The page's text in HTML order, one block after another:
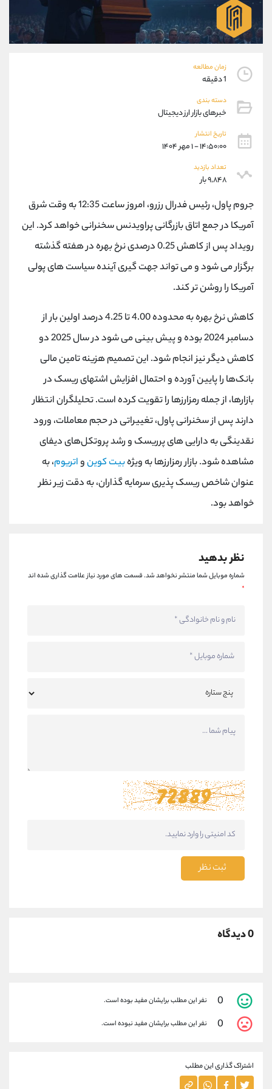
زمان مطالعه
1 دقیقه
دسته بندی
خبرهای بازار ارز دیجیتال
تاریخ انتشار
۱۴:۵۰:۰۰ - ۱ مهر ۱۴۰۴
تعداد بازدید
۹,۸۴۸ بار
جروم پاول، رئیس فدرال رزرو، امروز ساعت 12:35 به وقت شرق
آمریکا در جمع اتاق بازرگانی پراویدنس سخنرانی خواهد کرد. این
رویداد پس از کاهش 0.25 درصدی نرخ بهره در هفته گذشته
برگزار می شود و می تواند جهت گیری آینده سیاست های پولی
آمریکا را روشن تر کند.
کاهش نرخ بهره به محدوده 4.00 تا 4.25 درصد اولین بار از
دسامبر 2024 بوده و پیش بینی می شود در سال 2025 دو
کاهش دیگر نیز انجام شود. این تصمیم هزینه تامین مالی
بانک‌ها را پایین آورده و احتمال افزایش اشتهای ریسک در
بازارها، از جمله رمزارزها را تقویت کرده است. تحلیلگران انتظار
دارند پس از سخنرانی پاول، تغییراتی در حجم معاملات، ورود
نقدینگی به دارایی های پرریسک و رشد پروتکل‌های دیفای
مشاهده شود. بازار رمزارزها به ویژهبیت کوینواتریوم، به
عنوان شاخص ریسک پذیری سرمایه گذاران، به دقت زیر نظر
خواهد بود.
نظر بدهید
شماره موبایل شما منتشر نخواهد شد.قسمت های مورد نیاز علامت گذاری شده اند
*
ثبت نظر
0 دیدگاه
0 نفر این مطلب برایشان مفید بوده است.
0 نفر این مطلب برایشان مفید نبوده است.
اشتراک گذاری این مطلب
09101364784
واتساپ شروع گفتگو
تلگرام @Armteam_admin_104
پشتیبان فروش
موبایل
واتساپ
تلگرام
داخلی
اطلاعات تماس
021-22021030
بدون پیش شماره 90001030
اینستاگرام @alireza.mehrabii
کانال تلگرام @alirezamehrabi_com